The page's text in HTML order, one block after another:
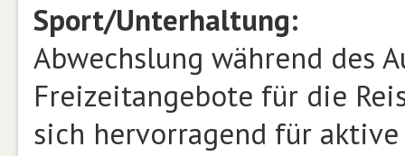
Sport/Unterhaltung:
Abwechslung während des
Freizeitangebote für die
sich hervorragend für